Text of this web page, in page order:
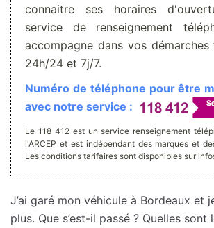
connaitre ses horaires
service de renseignement
accompagne dans vos
24h/24 et 7j/7.
Numéro de téléphone pour être
avec notre service :
Le 118 412 est un service renseignement
l'ARCEP et est indépendant des marques et
Les conditions tarifaires sont disponibles sur
J’ai garé mon véhicule à Bordeaux et
plus. Que s’est-il passé ? Quelles sont